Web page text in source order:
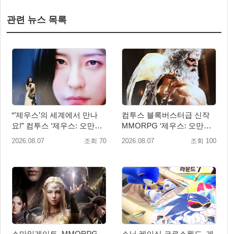
관련 뉴스 목록
“’제우스’의 세계에서 만나
요!” 컴투스 ‘제우스: 오만의
신’ 쇼케이스 찾은 배우 박지
2026.08.07 조회 70
컴투스 블록버스터급 신작
MMORPG ‘제우스: 오만의
신’, 8월 26일 출시!
2026.08.07 조회 100